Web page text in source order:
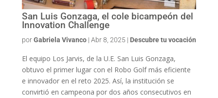
San Luis Gonzaga, el cole bicampeón del
Innovation Challenge
porGabriela Vivanco| Abr 8, 2025 | Descubre tu vocación
El equipo Los Jarvis, de la U.E. San Luis Gonzaga,
obtuvo el primer lugar con el Robo Golf más eficiente
e innovador en el reto 2025. Así, la institución se
convirtió en campeona por dos años consecutivos en